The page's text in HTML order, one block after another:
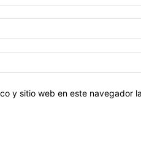
y sitio web en este navegador